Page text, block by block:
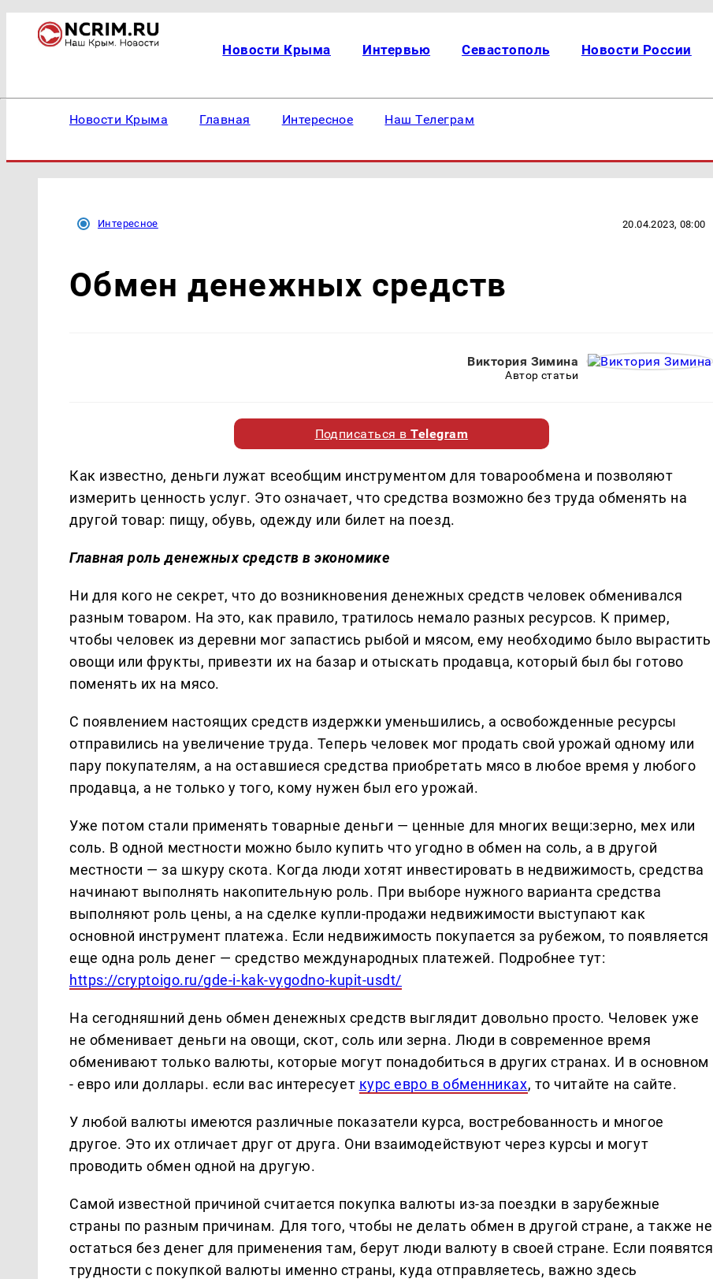
Новости Крыма Интервью Севастополь Новости России
Новости Крыма Главная Интересное Наш Телеграм
Интересное 20.04.2023, 08:00
Обмен денежных средств
Виктория Зимина
Автор статьи
Подписаться вTelegram
Как известно, деньги лужат всеобщим инструментом для товарообмена и позволяют
измерить ценность услуг. Это означает, что средства возможно без труда обменять на
другой товар: пищу, обувь, одежду или билет на поезд.
Главная роль денежных средств в экономике
Ни для кого не секрет, что до возникновения денежных средств человек обменивался
разным товаром. На это, как правило, тратилось немало разных ресурсов. К пример,
чтобы человек из деревни мог запастись рыбой и мясом, ему необходимо было вырастить
овощи или фрукты, привезти их на базар и отыскать продавца, который был бы готово
поменять их на мясо.
С появлением настоящих средств издержки уменьшились, а освобожденные ресурсы
отправились на увеличение труда. Теперь человек мог продать свой урожай одному или
пару покупателям, а на оставшиеся средства приобретать мясо в любое время у любого
продавца, а не только у того, кому нужен был его урожай.
Уже потом стали применять товарные деньги — ценные для многих вещи:зерно, мех или
соль. В одной местности можно было купить что угодно в обмен на соль, а в другой
местности — за шкуру скота. Когда люди хотят инвестировать в недвижимость, средства
начинают выполнять накопительную роль. При выборе нужного варианта средства
выполняют роль цены, а на сделке купли-продажи недвижимости выступают как
основной инструмент платежа. Если недвижимость покупается за рубежом, то появляется
еще одна роль денег — средство международных платежей. Подробнее тут:
https://cryptoigo.ru/gde-i-kak-vygodno-kupit-usdt/
На сегодняшний день обмен денежных средств выглядит довольно просто. Человек уже
не обменивает деньги на овощи, скот, соль или зерна. Люди в современное время
обменивают только валюты, которые могут понадобиться в других странах. И в основном
- евро или доллары. если вас интересует курс евро в обменниках, то читайте на сайте.
У любой валюты имеются различные показатели курса, востребованность и многое
другое. Это их отличает друг от друга. Они взаимодействуют через курсы и могут
проводить обмен одной на другую.
Самой известной причиной считается покупка валюты из-за поездки в зарубежные
страны по разным причинам. Для того, чтобы не делать обмен в другой стране, а также не
остаться без денег для применения там, берут люди валюту в своей стране. Если появятся
трудности с покупкой валюты именно страны, куда отправляетесь, важно здесь